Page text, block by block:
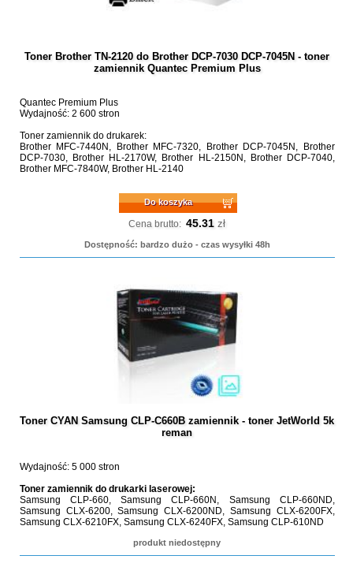
Toner Brother TN-2120 do Brother DCP-7030 DCP-7045N - toner
zamiennik Quantec Premium Plus
Quantec Premium Plus
Wydajność: 2 600 stron
Toner zamiennik do drukarek:
Brother MFC-7440N, Brother MFC-7320, Brother DCP-7045N, Brother
DCP-7030, Brother HL-2170W, Brother HL-2150N, Brother DCP-7040,
Brother MFC-7840W, Brother HL-2140
Do koszyka
Cena brutto: 45.31 zł
Dostępność: bardzo dużo - czas wysyłki 48h
Toner CYAN Samsung CLP-C660B zamiennik - toner JetWorld 5k
reman
Wydajność: 5 000 stron
Toner zamiennik do drukarki laserowej:
Samsung CLP-660, Samsung CLP-660N, Samsung CLP-660ND,
Samsung CLX-6200, Samsung CLX-6200ND, Samsung CLX-6200FX,
Samsung CLX-6210FX, Samsung CLX-6240FX, Samsung CLP-610ND
produkt niedostępny